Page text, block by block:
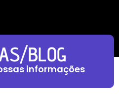
BLOG
informações